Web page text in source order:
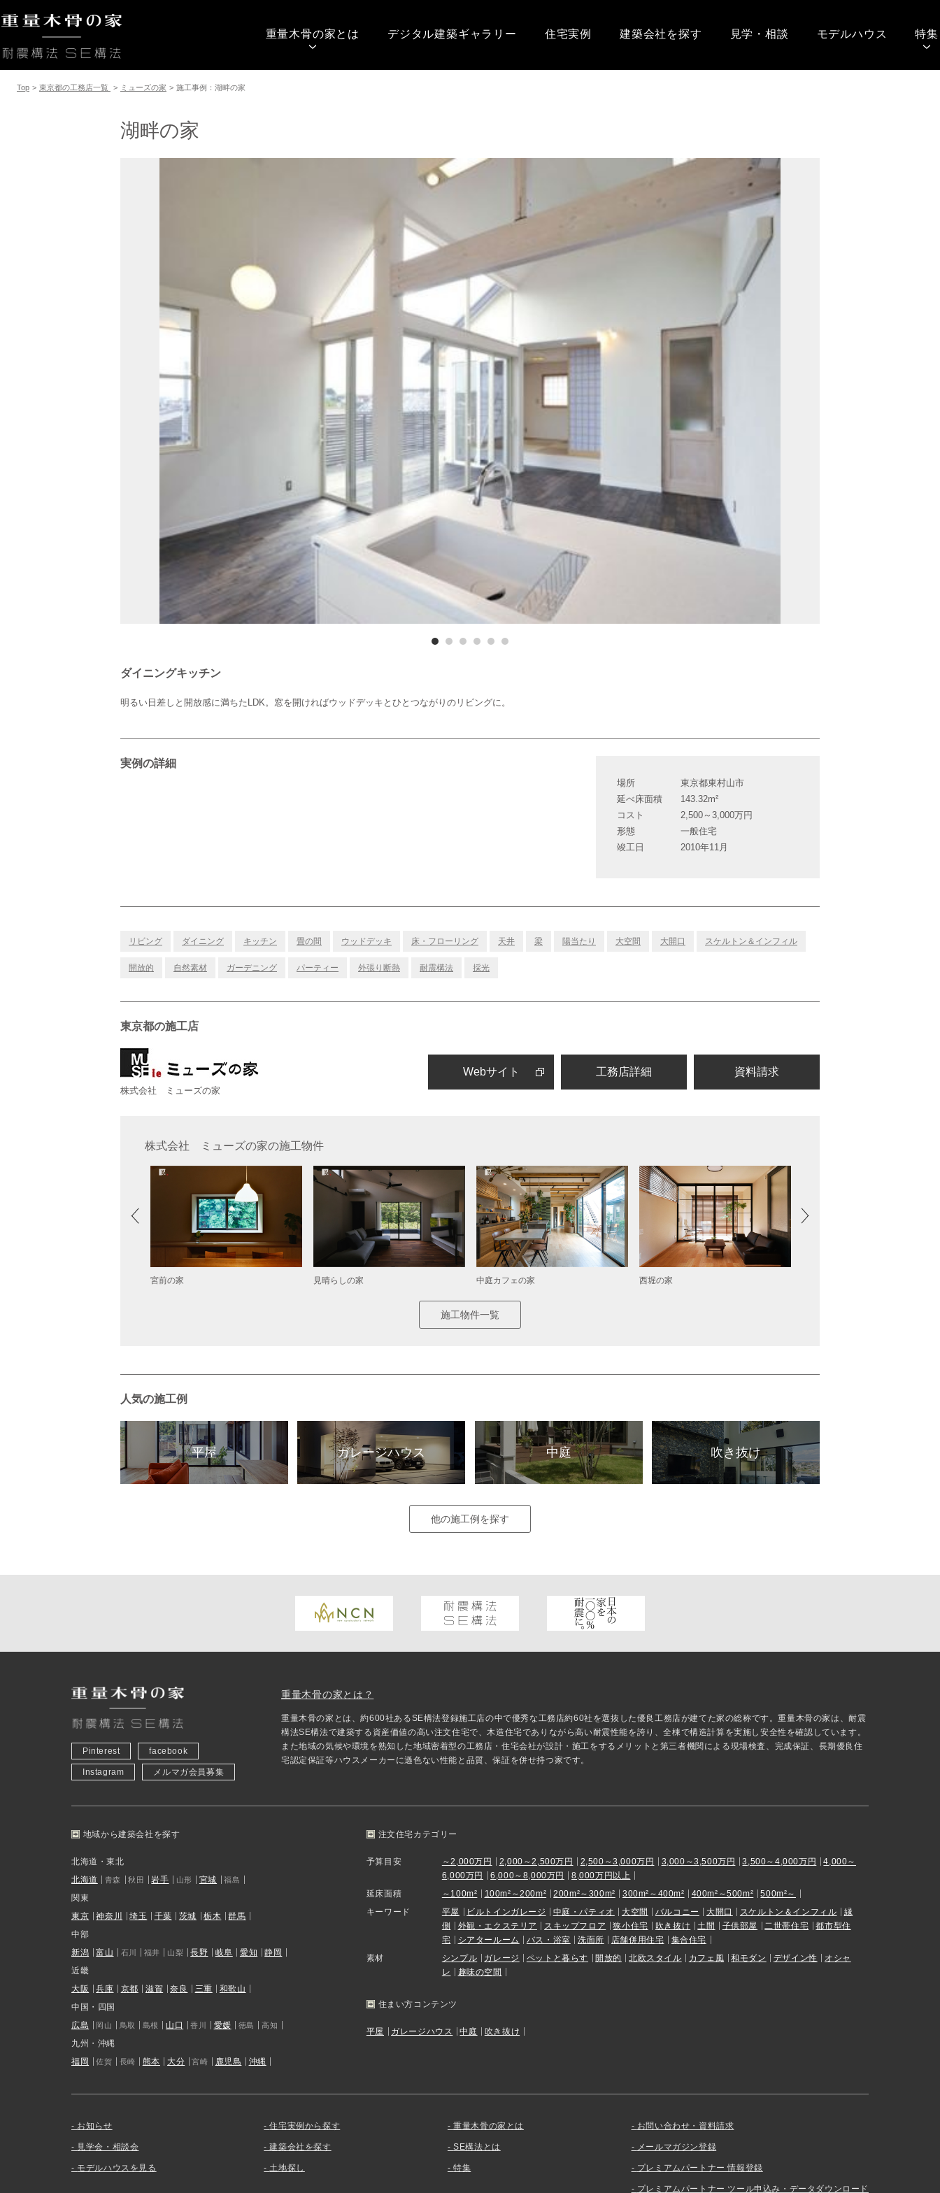
重量木骨の家とは デジタル建築ギャラリー 住宅実例 建築会社を探す 見学・相談 モデルハウス 特集
Top > 東京都の工務店一覧 > ミューズの家 > 施工事例：湖畔の家
湖畔の家
ダイニングキッチン
明るい日差しと開放感に満ちたLDK。窓を開ければウッドデッキとひとつながりのリビングに。
実例の詳細
場所
東京都東村山市
延べ床面積
143.32m²
コスト
2,500～3,000万円
形態
一般住宅
竣工日
2010年11月
リビング ダイニング キッチン 畳の間 ウッドデッキ 床・フローリング 天井 梁 陽当たり 大空間 大開口 スケルトン＆インフィル
開放的 自然素材 ガーデニング パーティー 外張り断熱 耐震構法 採光
東京都の施工店
株式会社 ミューズの家
Webサイト 工務店詳細
株式会社 ミューズの家の施工物件
宮前の家 見晴らしの家 中庭カフェの家 西堀の家
施工物件一覧
人気の施工例
平屋 ガレージハウス 中庭 吹き抜け
他の施工例を探す
Pinterest facebook
Instagram メルマガ会員募集
重量木骨の家とは？
重量木骨の家とは、約600社あるSE構法登録施工店の中で優秀な工務店約60社を選抜した優良工務店が建てた家の総称です。重量木骨の家は、耐震
構法SE構法で建築する資産価値の高い注文住宅で、木造住宅でありながら高い耐震性能を誇り、全棟で構造計算を実施し安全性を確認しています。
また地域の気候や環境を熟知した地域密着型の工務店・住宅会社が設計・施工をするメリットと第三者機関による現場検査、完成保証、長期優良住
宅認定保証等ハウスメーカーに遜色ない性能と品質、保証を併せ持つ家です。
地域から建築会社を探す
北海道・東北
北海道
青森 秋田 岩手 山形 宮城 福島
関東
東京
神奈川 埼玉 千葉 茨城 栃木
群馬
中部
新潟
富山 石川 福井 山梨 長野 岐阜 愛知
静岡
近畿
大阪
兵庫 京都 滋賀 奈良 三重
和歌山
中国・四国
広島
岡山 鳥取 島根 山口 香川 愛媛 徳島 高知
九州・沖縄
福岡
佐賀 長崎 熊本 大分 宮崎 鹿児島 沖縄
注文住宅カテゴリー
予算目安 ～2,000万円 2,000～2,500万円 2,500～3,000万円 3,000～3,500万円 3,500～4,000万円
4,000～
6,000万円
6,000～8,000万円
8,000万円以上
延床面積
～100m² 100m²～200m² 200m²～300m² 300m²～400m² 400m²～500m²
500m²～
キーワード
平屋 ビルトインガレージ 中庭・パティオ 大空間 バルコニー 大開口 スケルトン＆インフィル
縁
側
外観・エクステリア スキップフロア 狭小住宅 吹き抜け 土間 子供部屋 二世帯住宅
都市型住
宅
シアタールーム バス・浴室 洗面所 店舗併用住宅
集合住宅
素材
シンプル ガレージ ペットと暮らす 開放的 北欧スタイル カフェ風 和モダン デザイン性
オシャ
レ
趣味の空間
住まい方コンテンツ
平屋 ガレージハウス 中庭 吹き抜け
お知らせ
見学会・相談会
モデルハウスを見る
住宅実例から探す
建築会社を探す
土地探し
重量木骨の家とは
SE構法とは
特集
お問い合わせ・資料請求
メールマガジン登録
プレミアムパートナー 情報登録
プレミアムパートナー ツール申込み・データダウンロード